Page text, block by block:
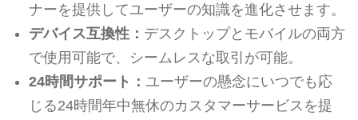
ナーを提供してユーザーの知識を進化させます。
デバイス互換性： デスクトップとモバイルの両方
で使用可能で、シームレスな取引が可能。
24時間サポート： ユーザーの懸念にいつでも応
じる24時間年中無休のカスタマーサービスを提